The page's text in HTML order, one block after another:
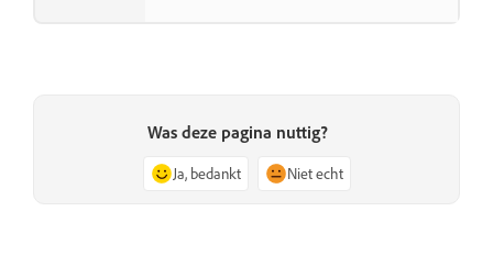
Was deze pagina nuttig?
Ja, bedankt Niet echt